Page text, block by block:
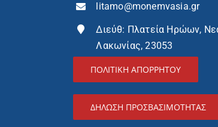
litamo@monemvasia.gr
Διεύθ: Πλατεία Ηρώων,
Λακωνίας, 23053
ΠΟΛΙΤΙΚΗ ΑΠΟΡΡΗΤΟΥ
ΔΉΛΩΣΗ ΠΡΟΣΒΑΣΙΜΌΤΗΤΑΣ